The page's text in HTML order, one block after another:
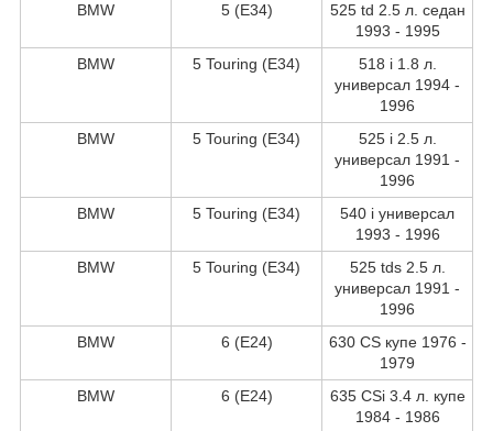
BMW
5 (E34)
525 td 2.5 л. седан
1993 - 1995
BMW
5 Touring (E34)
518 i 1.8 л.
универсал 1994 -
1996
BMW
5 Touring (E34)
525 i 2.5 л.
универсал 1991 -
1996
BMW
5 Touring (E34)
540 i универсал
1993 - 1996
BMW
5 Touring (E34)
525 tds 2.5 л.
универсал 1991 -
1996
BMW
6 (E24)
630 CS купе 1976 -
1979
BMW
6 (E24)
635 CSi 3.4 л. купе
1984 - 1986